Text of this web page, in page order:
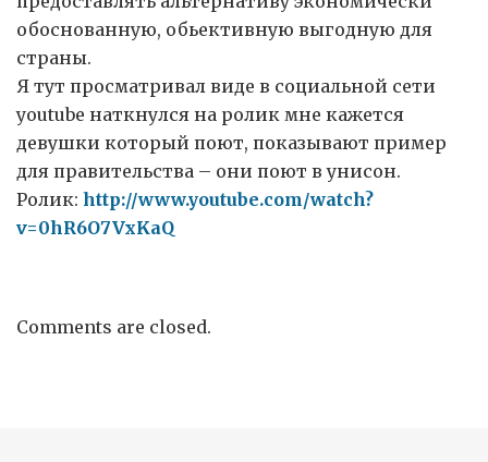
обоснованную, обьективную выгодную для
страны.
Я тут просматривал виде в социальной сети
youtube наткнулся на ролик мне кажется
девушки который поют, показывают пример
для правительства – они поют в унисон.
Ролик: http://www.youtube.com/watch?
v=0hR6O7VxKaQ
Comments are closed.